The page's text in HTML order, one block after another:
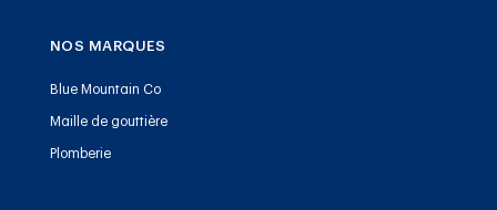
NOS MARQUES
Blue Mountain Co
Maille de gouttière
Plomberie